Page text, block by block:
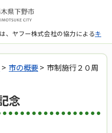
、ヤフー株式会社の協力によるキ
> 市の概要> 市制施行２０周
念